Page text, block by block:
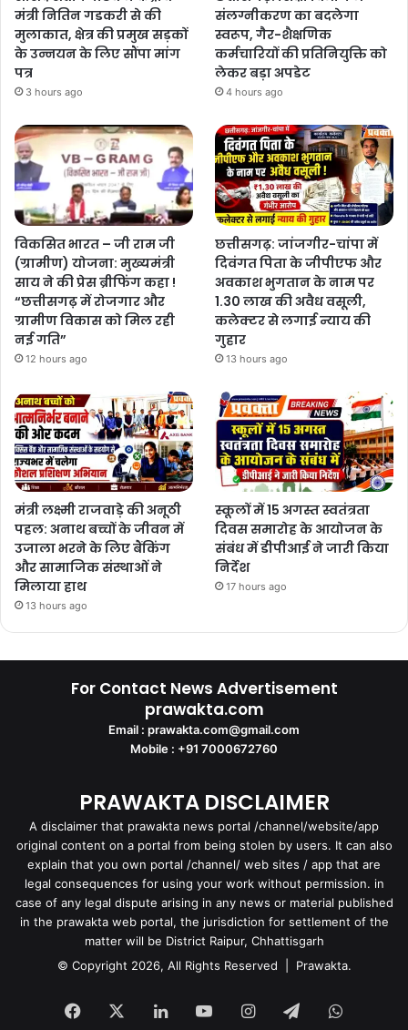
मंत्री नितिन गडकरी से की
मुलाकात, क्षेत्र की प्रमुख सड़कों
के उन्नयन के लिए सौंपा मांग
पत्र
3 hours ago
संलग्नीकरण का बदलेगा
स्वरूप, गैर-शैक्षणिक
कर्मचारियों की प्रतिनियुक्ति को
लेकर बड़ा अपडेट
4 hours ago
विकसित भारत – जी राम जी
(ग्रामीण) योजना: मुख्यमंत्री
साय ने की प्रेस ब्रीफिंग कहा !
“छत्तीसगढ़ में रोजगार और
ग्रामीण विकास को मिल रही
नई गति”
12 hours ago
छत्तीसगढ़: जांजगीर-चांपा में
दिवंगत पिता के जीपीएफ और
अवकाश भुगतान के नाम पर
1.30 लाख की अवैध वसूली,
कलेक्टर से लगाई न्याय की
गुहार
13 hours ago
मंत्री लक्ष्मी राजवाड़े की अनूठी
पहल: अनाथ बच्चों के जीवन में
उजाला भरने के लिए बैंकिंग
और सामाजिक संस्थाओं ने
मिलाया हाथ
13 hours ago
स्कूलों में 15 अगस्त स्वतंत्रता
दिवस समारोह के आयोजन के
संबंध में डीपीआई ने जारी किया
निर्देश
17 hours ago
For Contact News Advertisement
prawakta.com
Email : prawakta.com@gmail.com
Mobile : +91 7000672760
PRAWAKTA DISCLAIMER
A disclaimer that prawakta news portal /channel/website/app
original content on a portal from being stolen by users. It can also
explain that you own portal /channel/ web sites / app that are
legal consequences for using your work without permission. in
case of any legal dispute arising in any news or material published
in the prawakta web portal, the jurisdiction for settlement of the
matter will be District Raipur, Chhattisgarh
© Copyright 2026, All Rights Reserved | Prawakta.
Facebook LinkedInYouTubeInstagram
Telegram